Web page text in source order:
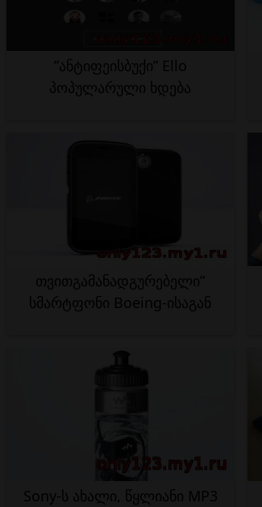
”ანტიფეისბუქი” Ello
პოპულარული ხდება
თვითგამანადგურებელი”
სმარტფონი Boeing-ისაგან
Sony-ს ახალი, წყლიანი MP3